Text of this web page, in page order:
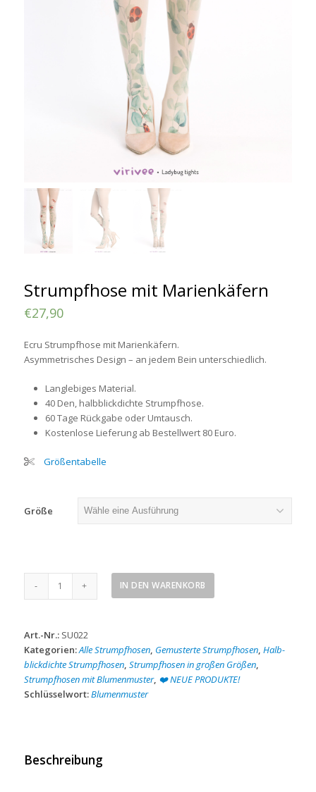
Strumpfhose mit Marienkäfern
€27,90
Ecru Strumpfhose mit Marienkäfern.
Asymmetrisches Design – an jedem Bein unterschiedlich.
Langlebiges Material.
40 Den, halbblickdichte Strumpfhose.
60 Tage Rückgabe oder Umtausch.
Kostenlose Lieferung ab Bestellwert 80 Euro.
Größentabelle
Größe
Strumpfhose
IN DEN WARENKORB
Art.-Nr.: SU022
Kategorien:Alle Strumpfhosen, Gemusterte Strumpfhosen, Halb-
blickdichte Strumpfhosen, Strumpfhosen in großen Größen,
Strumpfhosen mit Blumenmuster, ❤️ NEUE PRODUKTE!
Schlüsselwort:Blumenmuster
Beschreibung